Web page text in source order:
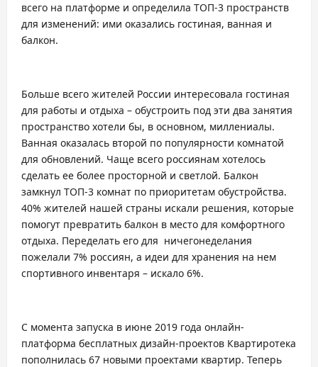
всего на платформе и определила ТОП-3 пространств
для изменений: ими оказались гостиная, ванная и
балкон.
Больше всего жителей России интересовала гостиная
для работы и отдыха – обустроить под эти два занятия
пространство хотели бы, в основном, миллениалы.
Ванная оказалась второй по популярности комнатой
для обновлений. Чаще всего россиянам хотелось
сделать ее более просторной и светлой. Балкон
замкнул ТОП-3 комнат по приоритетам обустройства.
40% жителей нашей страны искали решения, которые
помогут превратить балкон в место для комфортного
отдыха. Переделать его для ничегонеделания
пожелали 7% россиян, а идеи для хранения на нем
спортивного инвентаря – искало 6%.
С момента запуска в июне 2019 года онлайн-
платформа бесплатных дизайн-проектов Квартиротека
пополнилась 67 новыми проектами квартир. Теперь